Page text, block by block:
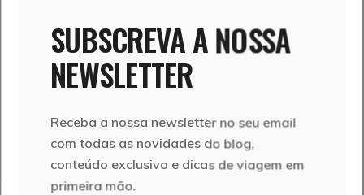
UM LIVRO, 25 HISTÓRIAS E UMA É NOSSA
SUBSCREVA A NOSSA
NEWSLETTER
Receba a nossa newsletter no seu email
com todas as novidades do blog,
conteúdo exclusivo e dicas de viagem em
primeira mão.